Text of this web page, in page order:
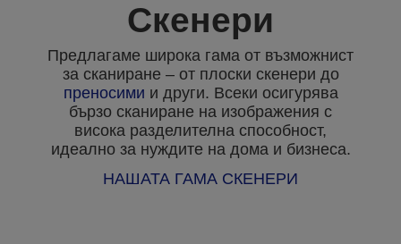
Скенери
Предлагаме широка гама от възможнист
за сканиране – от плоски скенери до
преносими и други. Всеки осигурява
бързо сканиране на изображения с
висока разделителна способност,
идеално за нуждите на дома и бизнеса.
НАШАТА ГАМА СКЕНЕРИ